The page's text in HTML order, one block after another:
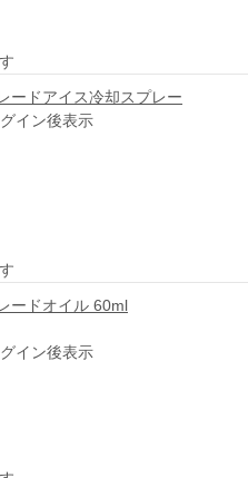
ードアイス冷却スプレー
イン後表示
ードオイル 60ml
イン後表示